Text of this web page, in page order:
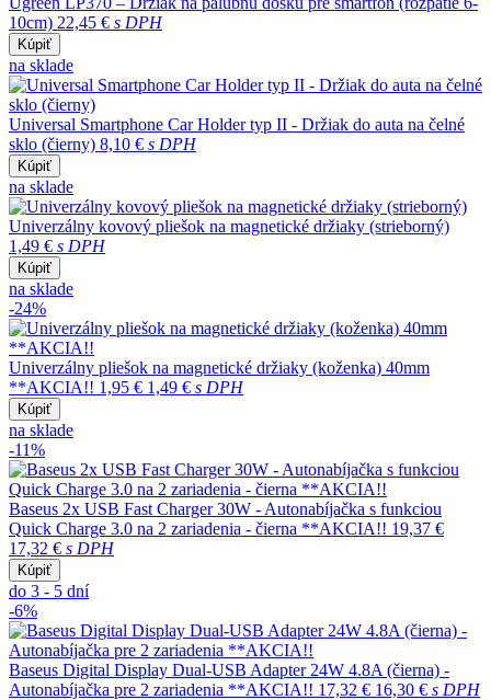
10cm) 22,45 € s DPH
Kúpiť
na sklade
Universal Smartphone Car Holder typ II - Držiak do auta na čelné
sklo (čierny) 8,10 € s DPH
Kúpiť
na sklade
Univerzálny kovový pliešok na magnetické držiaky (strieborný)
1,49 € s DPH
Kúpiť
na sklade
-24%
Univerzálny pliešok na magnetické držiaky (koženka) 40mm
**AKCIA!! 1,95 € 1,49 € s DPH
Kúpiť
na sklade
-11%
Baseus 2x USB Fast Charger 30W - Autonabíjačka s funkciou
Quick Charge 3.0 na 2 zariadenia - čierna **AKCIA!! 19,37 €
17,32 € s DPH
Kúpiť
do 3 - 5 dní
-6%
Baseus Digital Display Dual-USB Adapter 24W 4.8A (čierna) -
Autonabíjačka pre 2 zariadenia **AKCIA!! 17,32 € 16,30 € s DPH